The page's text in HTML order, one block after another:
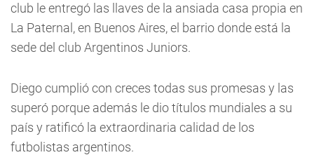
club le entregó las llaves de la ansiada casa propia en
La Paternal, en Buenos Aires, el barrio donde está la
sede del club Argentinos Juniors.
Diego cumplió con creces todas sus promesas y las
superó porque además le dio títulos mundiales a su
país y ratificó la extraordinaria calidad de los
futbolistas argentinos.